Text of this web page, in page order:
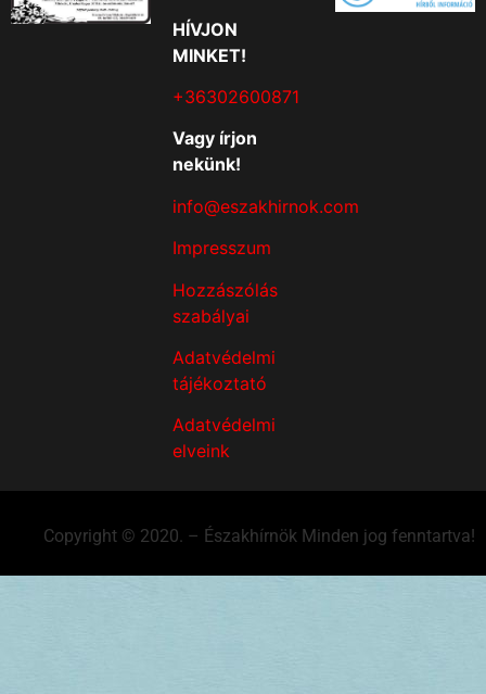
HÍVJON
MINKET!
+36302600871
Vagy írjon
nekünk!
info@eszakhirnok.com
Impresszum
Hozzászólás
szabályai
Adatvédelmi
tájékoztató
Adatvédelmi
elveink
Copyright © 2020. – Északhírnök Minden jog fenntartva!